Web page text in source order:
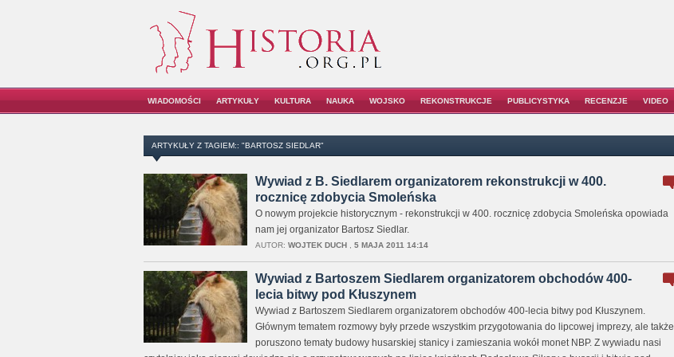
WIADOMOŚCI ARTYKUŁY KULTURA NAUKA WOJSKO REKONSTRUKCJE PUBLICYSTYKA RECENZJE VIDEO
ARTYKUŁY Z TAGIEM:: "BARTOSZ SIEDLAR"
Wywiad z B. Siedlarem organizatorem rekonstrukcji w 400.
rocznicę zdobycia Smoleńska
O nowym projekcie historycznym - rekonstrukcji w 400. rocznicę zdobycia Smoleńska opowiada
nam jej organizator Bartosz Siedlar.
AUTOR: WOJTEK DUCH, 5 MAJA 2011 14:14
Wywiad z Bartoszem Siedlarem organizatorem obchodów 400-
lecia bitwy pod Kłuszynem
Wywiad z Bartoszem Siedlarem organizatorem obchodów 400-lecia bitwy pod Kłuszynem.
Głównym tematem rozmowy były przede wszystkim przygotowania do lipcowej imprezy, ale także
poruszono tematy budowy husarskiej stanicy i zamieszania wokół monet NBP. Z wywiadu nasi